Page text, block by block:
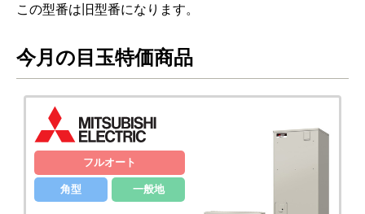
この型番は旧型番になります。
今月の目玉特価商品
フルオート
角型 一般地